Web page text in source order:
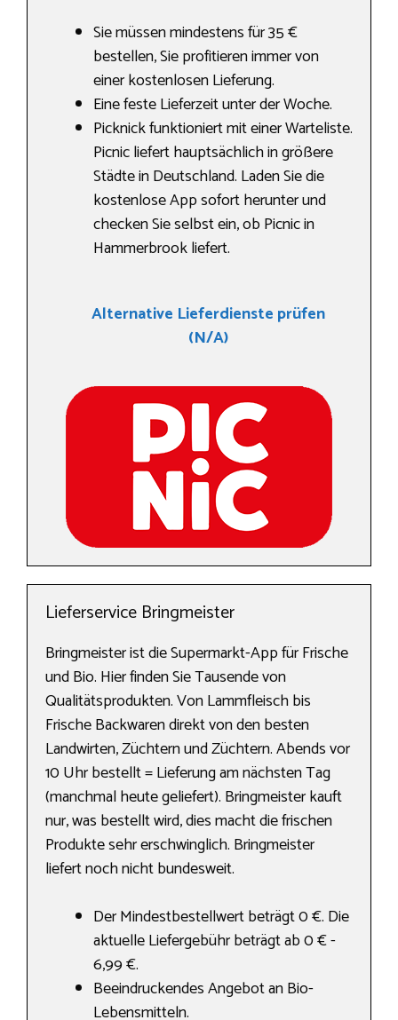
Sie müssen mindestens für 35 €
bestellen, Sie profitieren immer von
einer kostenlosen Lieferung.
Eine feste Lieferzeit unter der Woche.
Picknick funktioniert mit einer Warteliste.
Picnic liefert hauptsächlich in größere
Städte in Deutschland. Laden Sie die
kostenlose App sofort herunter und
checken Sie selbst ein, ob Picnic in
Hammerbrook liefert.
Alternative Lieferdienste prüfen
(N/A)
Lieferservice Bringmeister
Bringmeister ist die Supermarkt-App für Frische
und Bio. Hier finden Sie Tausende von
Qualitätsprodukten. Von Lammfleisch bis
Frische Backwaren direkt von den besten
Landwirten, Züchtern und Züchtern. Abends vor
10 Uhr bestellt = Lieferung am nächsten Tag
(manchmal heute geliefert). Bringmeister kauft
nur, was bestellt wird, dies macht die frischen
Produkte sehr erschwinglich. Bringmeister
liefert noch nicht bundesweit.
Der Mindestbestellwert beträgt 0 €. Die
aktuelle Liefergebühr beträgt ab 0 € -
6,99 €.
Beeindruckendes Angebot an Bio-
Lebensmitteln.